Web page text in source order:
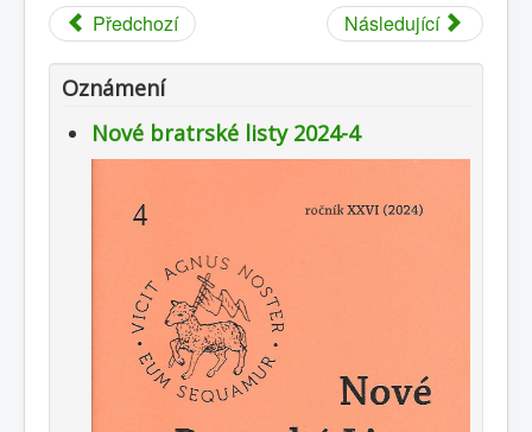
Sbory
Dokumenty
Odkazy
Publikace
Předchozí
Následující
Oznámení
Nové bratrské listy 2024-4